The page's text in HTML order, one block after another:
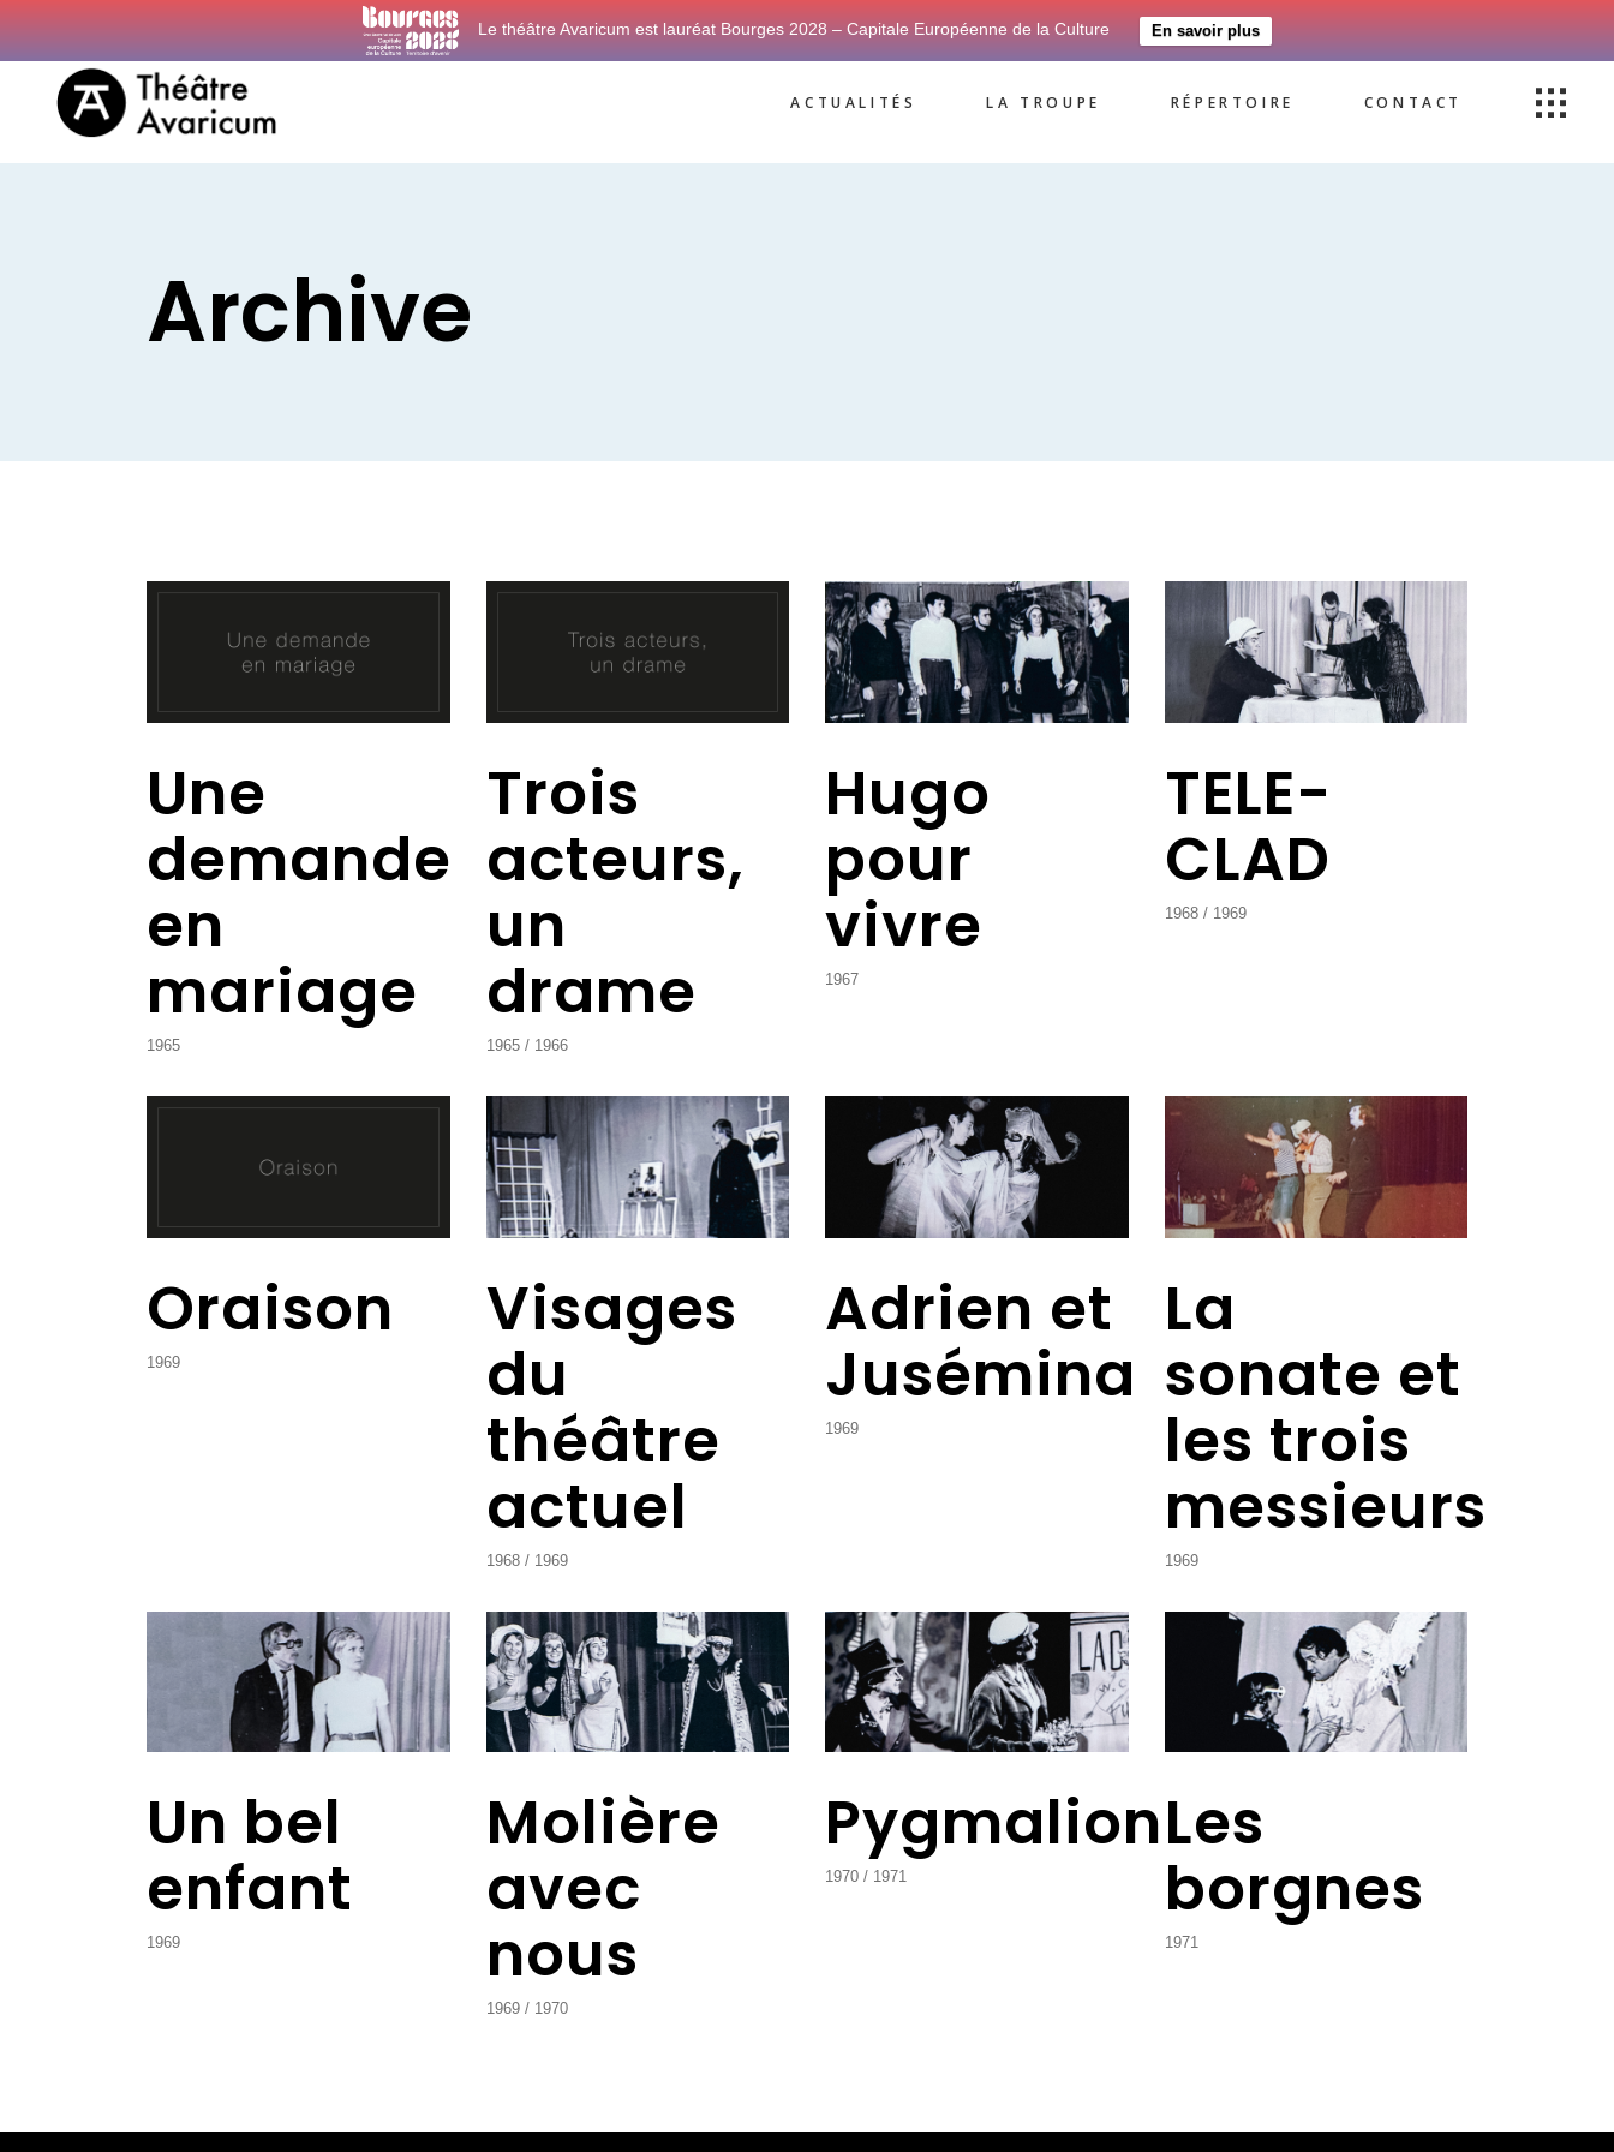
Le théâtre Avaricum est lauréat Bourges 2028 – Capitale Européenne de la Culture En savoir plus
ACTUALITÉS LA TROUPE RÉPERTOIRE CONTACT
Archive
Une
demande
en
mariage
1965
Trois
acteurs,
un
drame
1965 1966
Hugo
pour
vivre
1967
TELE-
CLAD
1968 1969
Oraison
1969
Visages
du
théâtre
actuel
1968 1969
Adrien et
Jusémina
1969
La
sonate et
les trois
messieurs
1969
Un bel
enfant
1969
Molière
avec
nous
1969 1970
Pygmalion
1970 1971
Les
borgnes
1971